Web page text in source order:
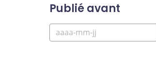
Publié avant